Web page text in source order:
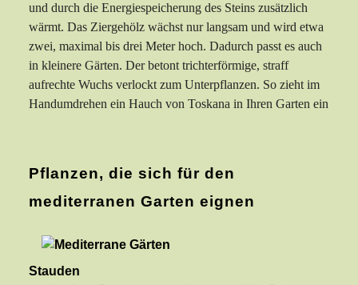
und durch die Energiespeicherung des Steins zusätzlich
wärmt. Das Ziergehölz wächst nur langsam und wird etwa
zwei, maximal bis drei Meter hoch. Dadurch passt es auch
in kleinere Gärten. Der betont trichterförmige, straff
aufrechte Wuchs verlockt zum Unterpflanzen. So zieht im
Handumdrehen ein Hauch von Toskana in Ihren Garten ein
Pflanzen, die sich für den
mediterranen Garten eignen
Stauden